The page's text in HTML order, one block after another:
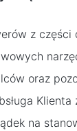
z
oraz
na